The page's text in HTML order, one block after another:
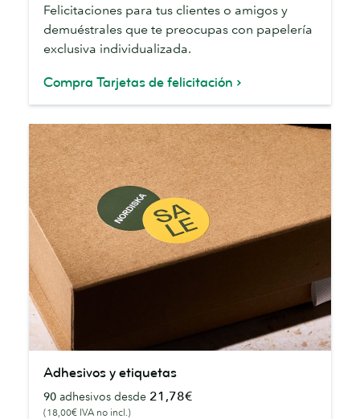
Felicitaciones para tus clientes o amigos y
demuéstrales que te preocupas con papelería
exclusiva individualizada.
Compra Tarjetas de felicitación
etiquetas
Adhesivos y etiquetas
90 adhesivos desde 21,78€
(18,00€ IVA no incl.)